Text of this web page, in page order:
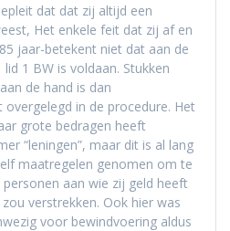
dat dat zij altijd een
Het enkele feit dat zij af en
jaar-betekent niet dat aan de
1 BW is voldaan. Stukken
de hand is dan
in de procedure. Het
grote bedragen heeft
“leningen”, maar dit is al lang
maatregelen genomen om te
aan wie zij geld heeft
verstrekken. Ook hier was
voor bewindvoering aldus